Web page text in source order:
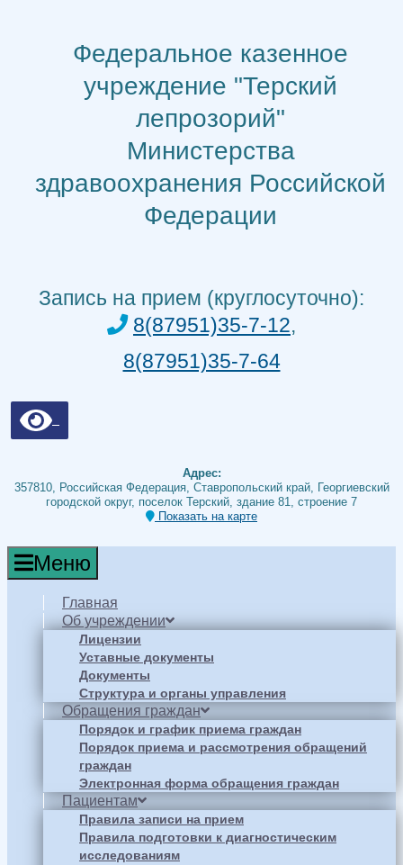
содержимомуФедеральное казенное
учреждение "Терский
лепрозорий"
Министерства
здравоохранения Российской
Федерации
Запись на прием (круглосуточно):
8(87951)35-7-12,
8(87951)35-7-64
Адрес:
357810, Российская Федерация, Ставропольский край, Георгиевский
городской округ, поселок Терский, здание 81, строение 7
Показать на карте
Меню
Главная
Об учреждении
Лицензии
Уставные документы
Документы
Структура и органы управления
Обращения граждан
Порядок и график приема граждан
Порядок приема и рассмотрения обращений
граждан
Электронная форма обращения граждан
Пациентам
Правила записи на прием
Правила подготовки к диагностическим
исследованиям